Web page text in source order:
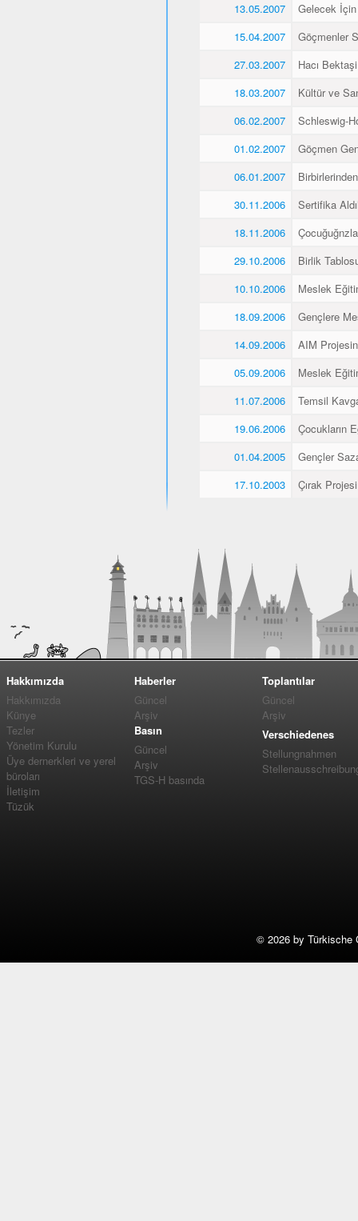
13.05.2007
Gelecek
15.04.2007
Göçmenler
27.03.2007
Hacı
18.03.2007
Kültür ve
06.02.2007
Schleswig-
01.02.2007
Göçmen
06.01.2007
30.11.2006
Sertifika
18.11.2006
29.10.2006
Birlik
10.10.2006
Meslek
18.09.2006
Gençlere
14.09.2006
AIM
05.09.2006
Meslek
11.07.2006
Temsil
19.06.2006
Çocukların
01.04.2005
Gençler
17.10.2003
Çırak
Hakkımızda
Hakkımızda
Künye
Tezler
Yönetim Kurulu
Üye dernerkleri ve yerel
büroları
İletişim
Tüzük
Haberler
Güncel
Arşiv
Basın
Güncel
Arşiv
TGS-H basında
Toplantılar
Güncel
Arşiv
Verschiedenes
Stellungnahmen
© 2026 by Türkische